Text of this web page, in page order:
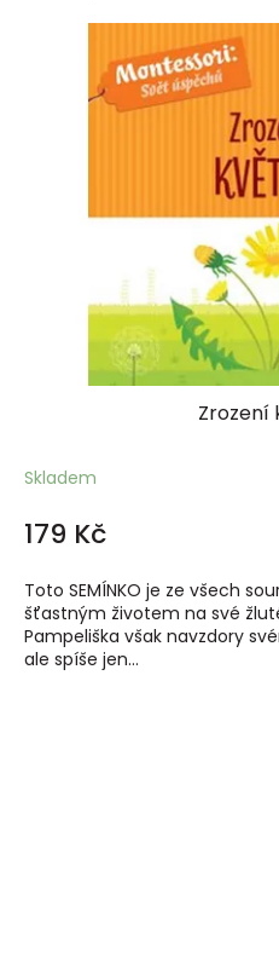
Zrození
Skladem
179 Kč
Toto SEMÍNKO je ze všech
šťastným životem na své
Pampeliška však navzdory
ale spíše jen...